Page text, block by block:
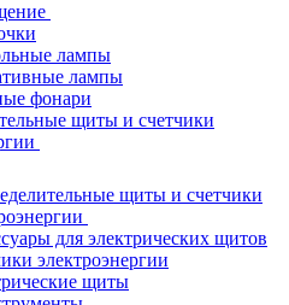
лампы
лампы
фонари
щиты и счетчики
щиты и счетчики
для электрических щитов
электроэнергии
щиты